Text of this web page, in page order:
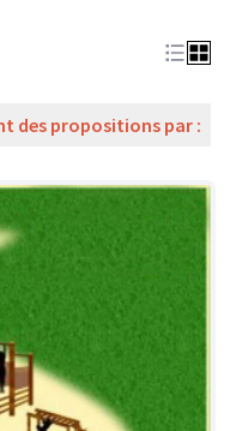
des propositions par :